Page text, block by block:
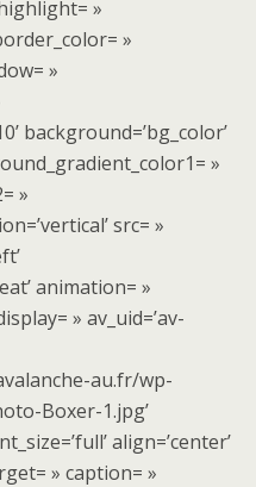
»
»
»
background=’bg_color’
»
»
src= »
animation= »
» av_uid=’av-
au.fr/wp-
Boxer-1.jpg’
align=’center’
» caption= »